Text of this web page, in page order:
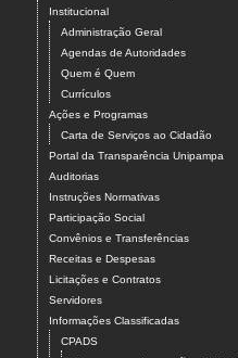
Institucional
Administração Geral
Agendas de Autoridades
Quem é Quem
Currículos
Ações e Programas
Carta de Serviços ao Cidadão
Portal da Transparência Unipampa
Auditorias
Instruções Normativas
Participação Social
Convênios e Transferências
Receitas e Despesas
Licitações e Contratos
Servidores
Informações Classificadas
CPADS